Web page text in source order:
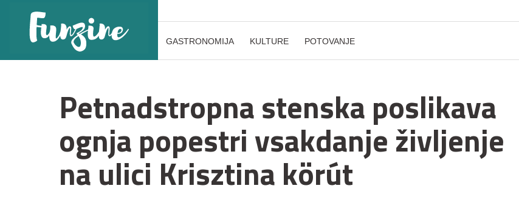
GASTRONOMIJA KULTURE POTOVANJE
Petnadstropna stenska poslikava
ognja popestri vsakdanje življenje
na ulici Krisztina körút